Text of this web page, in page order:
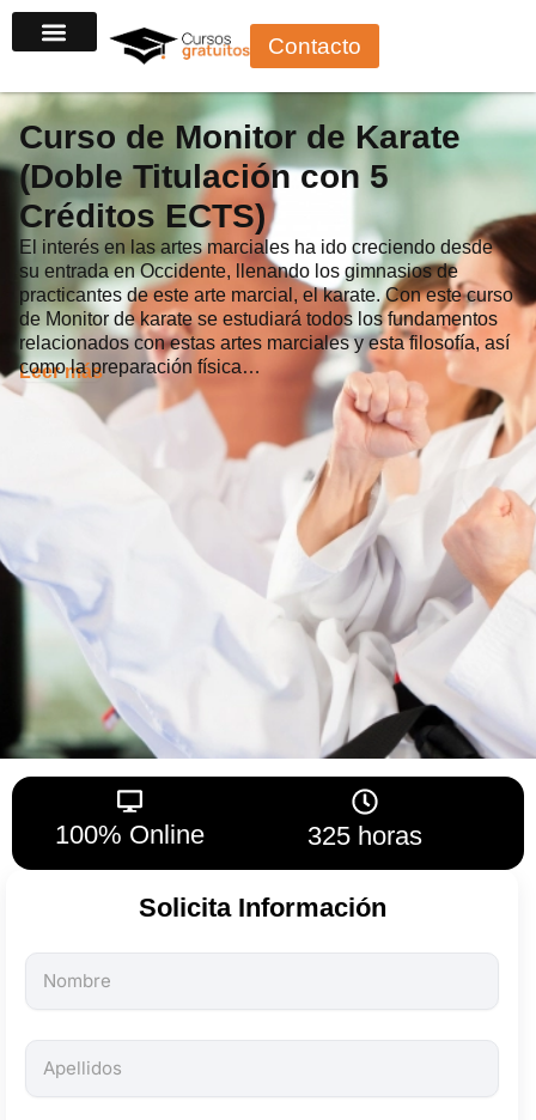
al
Contacto
Curso de Monitor de Karate
(Doble Titulación con 5
Créditos ECTS)
El interés en las artes marciales ha ido creciendo desde
su entrada en Occidente, llenando los gimnasios de
practicantes de este arte marcial, el karate. Con este curso
de Monitor de karate se estudiará todos los fundamentos
relacionados con estas artes marciales y esta filosofía, así
como la preparación física…
Leer más
100% Online 325 horas
Solicita Información
Todos
los
son
obligatorios.